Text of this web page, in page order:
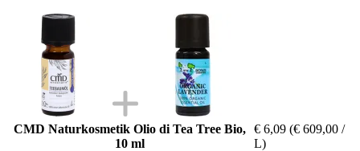
CMD Naturkosmetik Olio di Tea Tree Bio,
10 ml
€ 6,09 (€ 609,00 /
L)